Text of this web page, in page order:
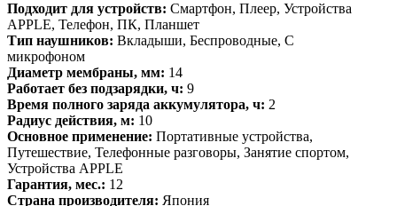
Подходит для устройств: Смартфон, Плеер, Устройства
APPLE, Телефон, ПК, Планшет
Тип наушников: Вкладыши, Беспроводные, С
микрофоном
Диаметр мембраны, мм: 14
Работает без подзарядки, ч: 9
Время полного заряда аккумулятора, ч: 2
Радиус действия, м: 10
Основное применение: Портативные устройства,
Путешествие, Телефонные разговоры, Занятие спортом,
Устройства APPLE
Гарантия, мес.: 12
Страна производителя: Япония